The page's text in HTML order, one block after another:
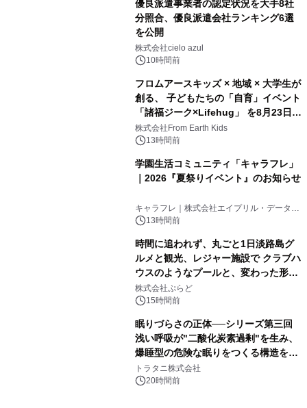
優良派遣事業者の認定状況を大手8社
分照合、優良派遣会社ランキング6選
を公開
株式会社cielo azul
10時間前
フロムアースキッズ × 地域 × 大学生が
創る、 子どもたちの「自育」イベント
「諸福ジーク×Lifehug」 を8月23日
(日)開催
株式会社From Earth Kids
13時間前
学園生活コミュニティ「キャラフレ」
｜2026『夏祭りイベント』のお知らせ
キャラフレ｜株式会社エイプリル・データ・
デザインズ
13時間前
時間に追われず、丸ごと1日淡路島グ
ルメと観光、レジャー施設で クラブハ
ウスのようなプールと、変わった形の
サウナも 「THE BOXY AWAJI」のお
得な素泊まり連泊プランで
株式会社ぷらど
15時間前
眠りづらさの正体──シリーズ第三回
浅い呼吸が"二酸化炭素過剰"を生み、
爆睡型の危険な眠りをつくる構造を解
説
トラタニ株式会社
20時間前